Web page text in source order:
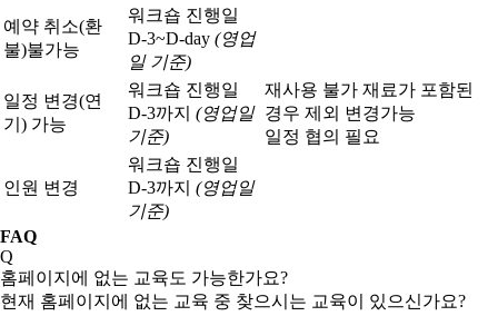
예약 취소(환
불)불가능
워크숍 진행일
D-3~D-day (영업
일 기준)
일정 변경(연
기) 가능
워크숍 진행일
D-3까지 (영업일
기준)
재사용 불가 재료가 포함된
경우 제외 변경가능
일정 협의 필요
인원 변경
워크숍 진행일
D-3까지 (영업일
기준)
FAQ
Q
홈페이지에 없는 교육도 가능한가요?
현재 홈페이지에 없는 교육 중 찾으시는 교육이 있으신가요?